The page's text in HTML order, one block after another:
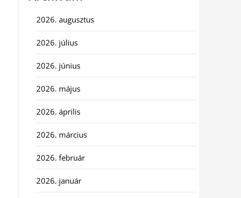
2026. augusztus
2026. július
2026. június
2026. május
2026. április
2026. március
2026. február
2026. január